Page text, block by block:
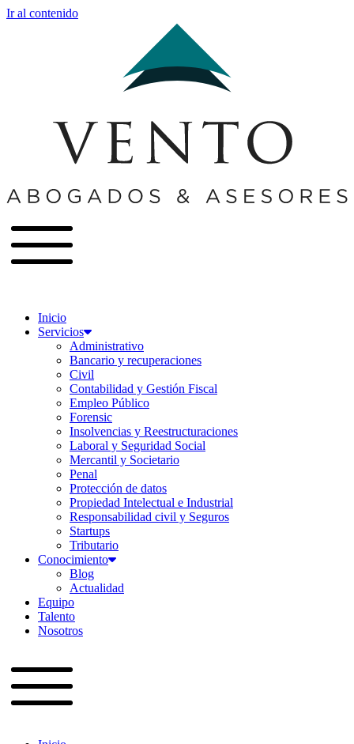
Ir al contenido
Inicio
Servicios
Administrativo
Bancario y recuperaciones
Civil
Contabilidad y Gestión Fiscal
Empleo Público
Forensic
Insolvencias y Reestructuraciones
Laboral y Seguridad Social
Mercantil y Societario
Penal
Protección de datos
Propiedad Intelectual e Industrial
Responsabilidad civil y Seguros
Startups
Tributario
Conocimiento
Blog
Actualidad
Equipo
Talento
Nosotros